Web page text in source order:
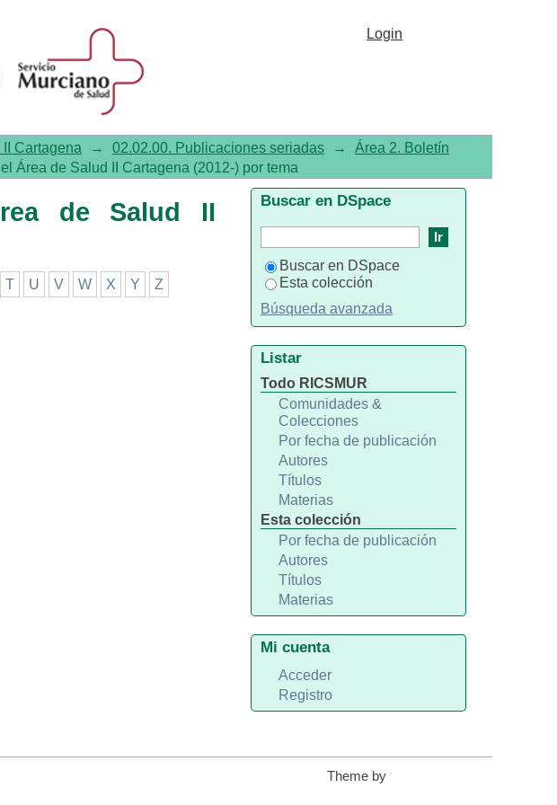
II Cartagena (2012-) por tema
Login
Cartagena → 02.02.00. Publicaciones seriadas →
Área 2. Boletín
Área de Salud II Cartagena (2012-) por tema
de Salud II
T U V W X Y Z
Buscar en DSpace
Buscar en DSpace
Esta colección
Búsqueda avanzada
Listar
Todo RICSMUR
Comunidades &
Colecciones
Por fecha de publicación
Autores
Títulos
Materias
Esta colección
Por fecha de publicación
Autores
Títulos
Materias
Mi cuenta
Acceder
Registro
Theme by